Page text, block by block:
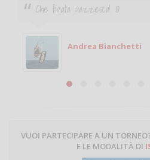
Che figata pazzesca! :O
Andrea Bianchetti
VUOI PARTECIPARE A UN
E LE MODALITÀ DI